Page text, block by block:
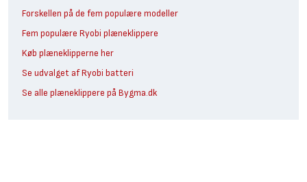
Forskellen på de fem populære modeller
Fem populære Ryobi plæneklippere
Køb plæneklipperne her
Se udvalget af Ryobi batteri
Se alle plæneklippere på Bygma.dk